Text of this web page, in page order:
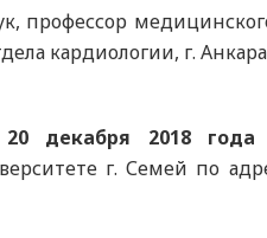
профессор
кардиологии, г.
декабря 2018 года
г. Семей по